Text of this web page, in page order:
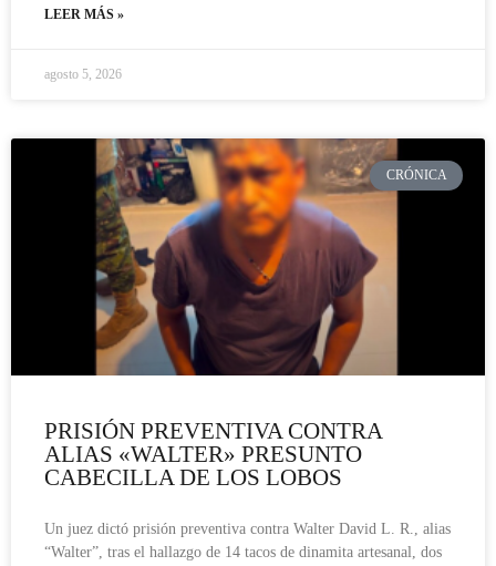
LEER MÁS »
agosto 5, 2026
CRÓNICA
PRISIÓN PREVENTIVA CONTRA
ALIAS «WALTER» PRESUNTO
CABECILLA DE LOS LOBOS
Un juez dictó prisión preventiva contra Walter David L. R., alias
“Walter”, tras el hallazgo de 14 tacos de dinamita artesanal, dos